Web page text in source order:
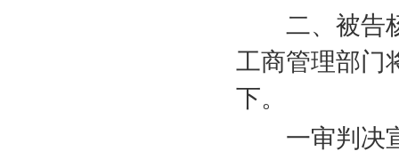
二、被告杨
工商管理部门
下。
一审判决宣